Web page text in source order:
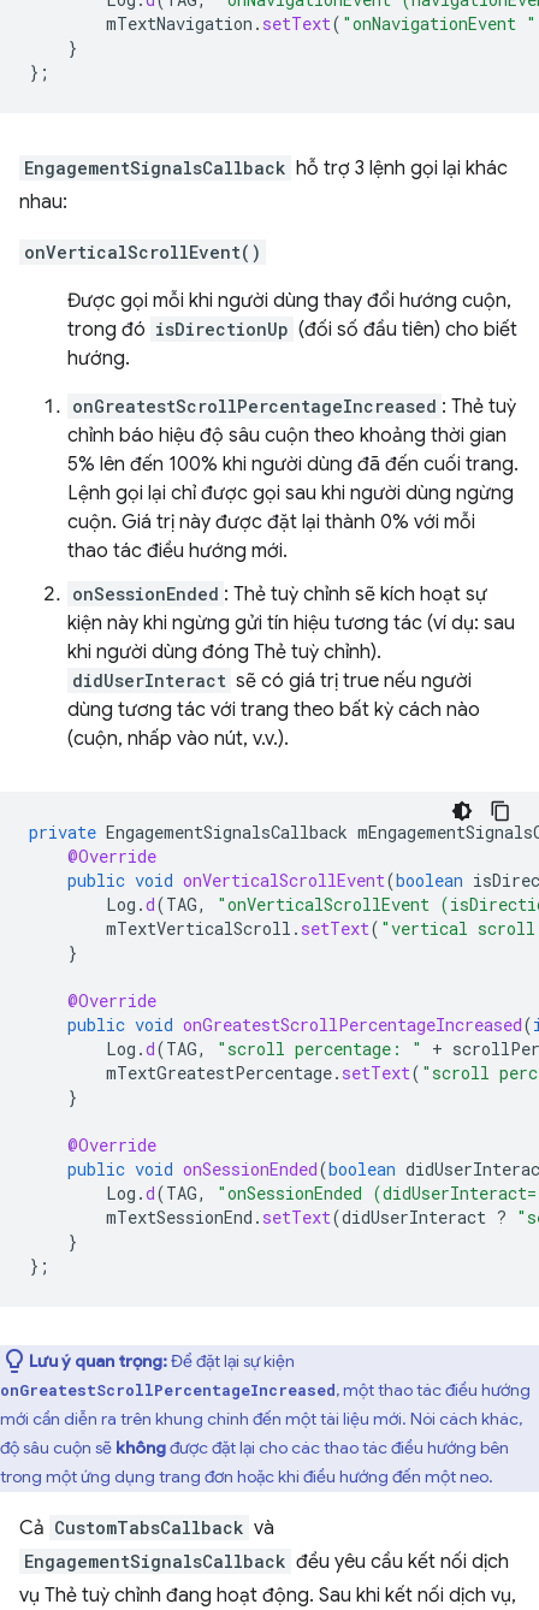
mTextNavigation . setText( "onNavigationEvent "
}
};
EngagementSignalsCallback hỗ trợ 3 lệnh gọi lại khác
nhau:
onVerticalScrollEvent()
Được gọi mỗi khi người dùng thay đổi hướng cuộn,
trong đó isDirectionUp (đối số đầu tiên) cho biết
hướng.
onGreatestScrollPercentageIncreased : Thẻ tuỳ
chỉnh báo hiệu độ sâu cuộn theo khoảng thời gian
5% lên đến 100% khi người dùng đã đến cuối trang.
Lệnh gọi lại chỉ được gọi sau khi người dùng ngừng
cuộn. Giá trị này được đặt lại thành 0% với mỗi
thao tác điều hướng mới.
onSessionEnded : Thẻ tuỳ chỉnh sẽ kích hoạt sự
kiện này khi ngừng gửi tín hiệu tương tác (ví dụ: sau
khi người dùng đóng Thẻ tuỳ chỉnh).
didUserInteract sẽ có giá trị true nếu người
dùng tương tác với trang theo bất kỳ cách nào
(cuộn, nhấp vào nút, v.v.).
private EngagementSignalsCallback
@Override
public void onVerticalScrollEvent(boolean
Log .d(TAG,
"onVerticalScrollEvent
mTextVerticalScroll . setText( "vertical
}
@Override
public void onGreatestScrollPercentageIncreased(
Log .d(TAG, "scroll percentage: " +
mTextGreatestPercentage. setText( "scroll
}
@Override
public void onSessionEnded(boolean
Log .d(TAG,
"onSessionEnded
mTextSessionEnd . setText(didUserInteract ?
}
};
Lưu ý quan trọng:Để đặt lại sự kiện
onGreatestScrollPercentageIncreased, một thao tác điều hướng
mới cần diễn ra trên khung chính đến một tài liệu mới. Nói cách khác,
độ sâu cuộn sẽ khôngđược đặt lại cho các thao tác điều hướng bên
trong một ứng dụng trang đơn hoặc khi điều hướng đến một neo.
Cả CustomTabsCallback và
EngagementSignalsCallback đều yêu cầu kết nối dịch
vụ Thẻ tuỳ chỉnh đang hoạt động. Sau khi kết nối dịch vụ,